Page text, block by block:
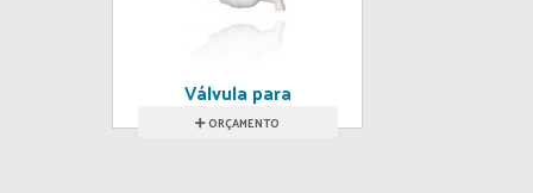
Válvula para
sabonete
ORÇAMENTO